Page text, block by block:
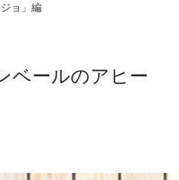
ョ」編
ベールのアヒー